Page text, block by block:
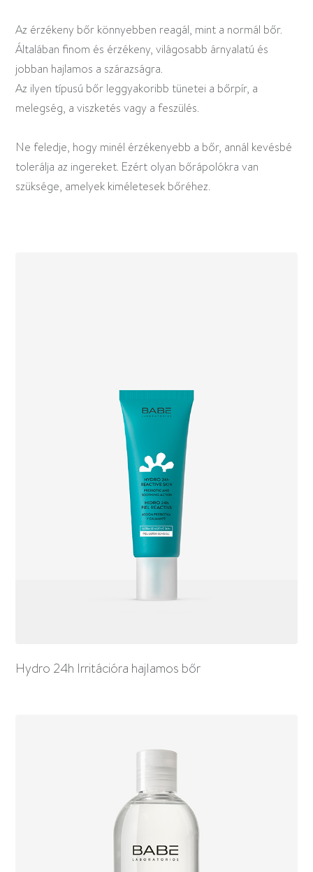
Az érzékeny bőr könnyebben reagál, mint a normál bőr.
Általában finom és érzékeny, világosabb árnyalatú és
jobban hajlamos a szárazságra.
Az ilyen típusú bőr leggyakoribb tünetei a bőrpír, a
melegség, a viszketés vagy a feszülés.
Ne feledje, hogy minél érzékenyebb a bőr, annál kevésbé
tolerálja az ingereket. Ezért olyan bőrápolókra van
szüksége, amelyek kiméletesek bőréhez.
Hydro 24h Irritációra hajlamos bőr